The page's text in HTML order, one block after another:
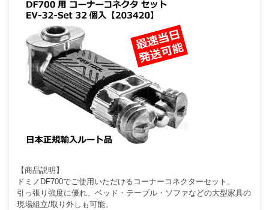
【商品説明】
ドミノDF700でご使用いただけるコーナーコネクターセット。
引っ張り強度に優れ、ベッド・テーブル・ソファなどの大型家具の
現場組立/取り外しも可能。